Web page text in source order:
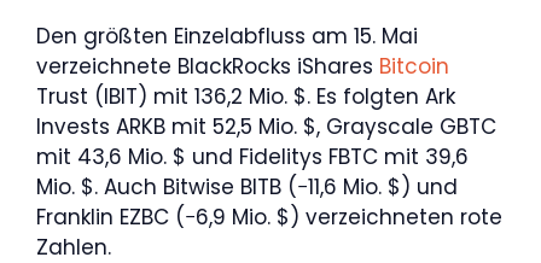
Den größten Einzelabfluss am 15. Mai
verzeichnete BlackRocks iShares Bitcoin
Trust (IBIT) mit 136,2 Mio. $. Es folgten Ark
Invests ARKB mit 52,5 Mio. $, Grayscale GBTC
mit 43,6 Mio. $ und Fidelitys FBTC mit 39,6
Mio. $. Auch Bitwise BITB (−11,6 Mio. $) und
Franklin EZBC (−6,9 Mio. $) verzeichneten rote
Zahlen.